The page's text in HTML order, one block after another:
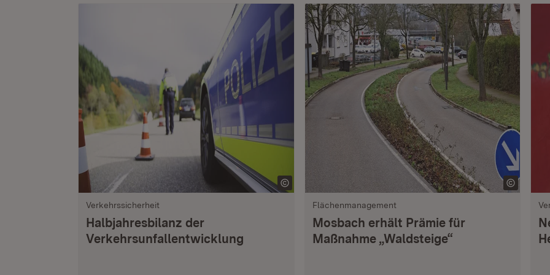
Verkehrssicherheit
Halbjahresbilanz der
Verkehrsunfallentwicklung
Flächenmanagement
Mosbach erhält Prämie für
Maßnahme „Waldsteige“